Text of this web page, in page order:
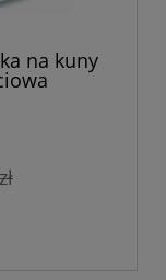
na kuny